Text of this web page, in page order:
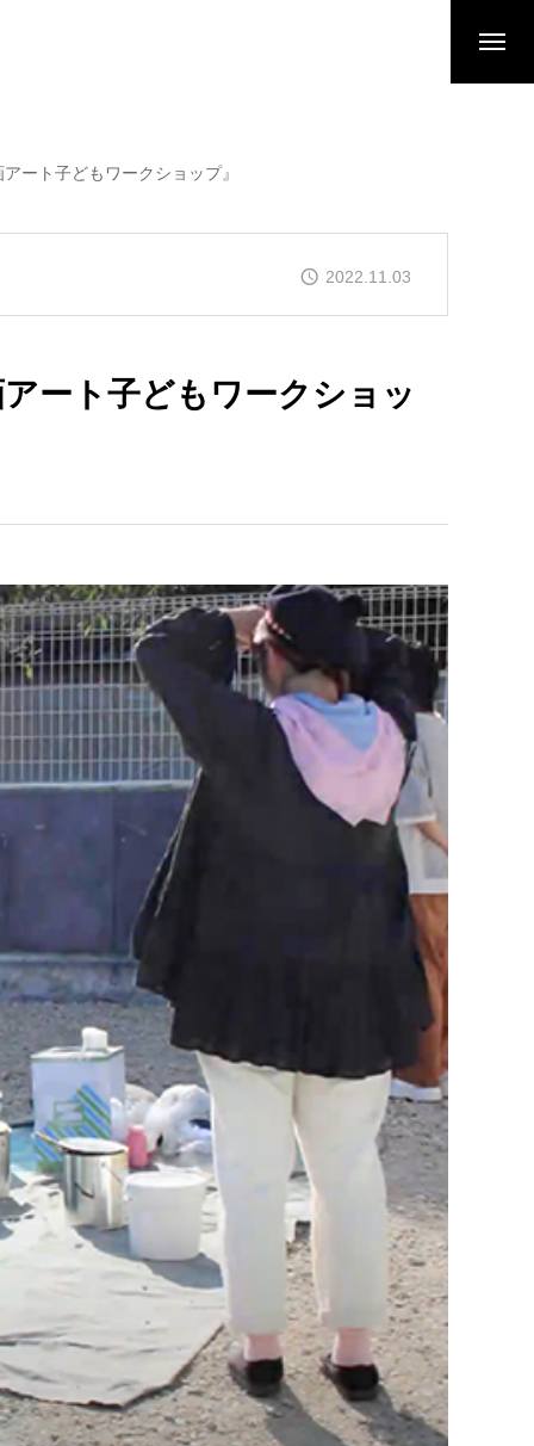
ート子どもワークショップ』
2022.11.03
ート子どもワークショッ